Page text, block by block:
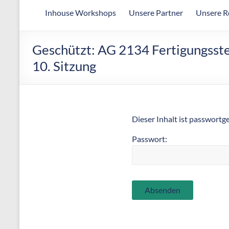
Inhouse Workshops Unsere Partner Unsere
Geschützt: AG 2134
10. Sitzung
Dieser Inhalt ist
Passwort: